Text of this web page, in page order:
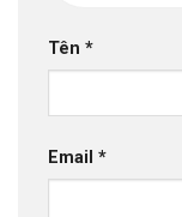
Tên *
Email *